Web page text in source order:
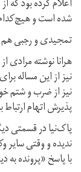
اعلام کرده بود که
شده است و هیچ‌کدام
تمجیدی و رجبی هم
هرانا نوشته
نیز از این مساله
نیز از ضرب و شتم
پذیرش اتهام
پاک‌نیا در قسمتی
ندیده و وقتی سایر
با پاسخ «پرونده به